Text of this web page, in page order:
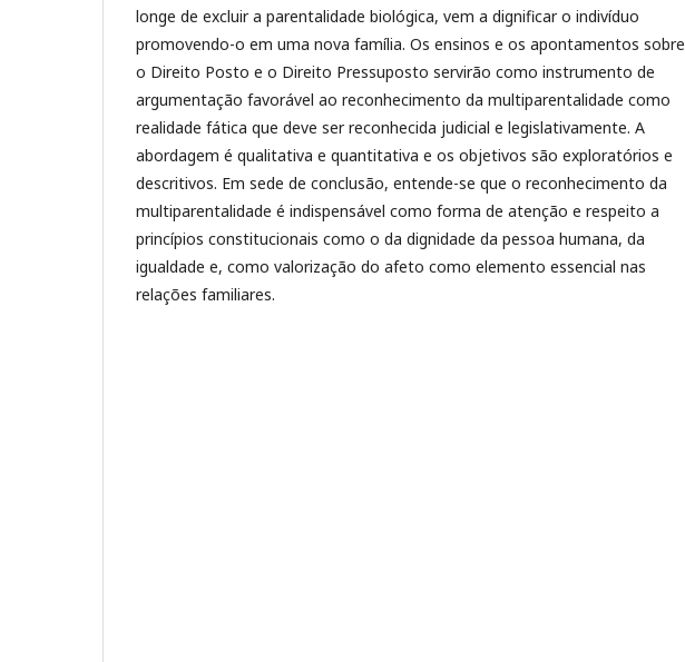
longe de excluir a parentalidade biológica, vem a dignificar o indivíduo
promovendo-o em uma nova família. Os ensinos e os apontamentos sobre
o Direito Posto e o Direito Pressuposto servirão como instrumento de
argumentação favorável ao reconhecimento da multiparentalidade como
realidade fática que deve ser reconhecida judicial e legislativamente. A
abordagem é qualitativa e quantitativa e os objetivos são exploratórios e
descritivos. Em sede de conclusão, entende-se que o reconhecimento da
multiparentalidade é indispensável como forma de atenção e respeito a
princípios constitucionais como o da dignidade da pessoa humana, da
igualdade e, como valorização do afeto como elemento essencial nas
relações familiares.